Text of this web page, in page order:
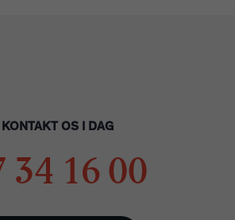
KONTAKT OS I DAG
34 16 00